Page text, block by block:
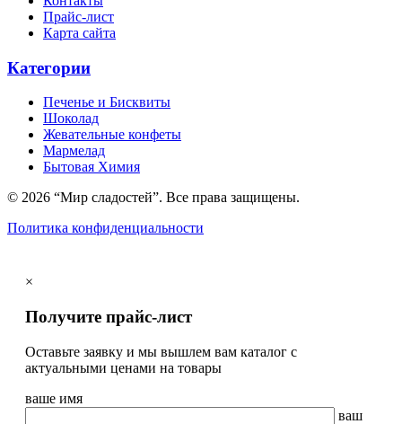
Прайс-лист
Карта сайта
Категории
Печенье и Бисквиты
Шоколад
Жевательные конфеты
Мармелад
Бытовая Химия
© 2026 “Мир сладостей”. Все права защищены.
Политика конфиденциальности
×
Получите прайс-лист
Оставьте заявку и мы вышлем вам каталог с
актуальными ценами на товары
ваше имя
ваш